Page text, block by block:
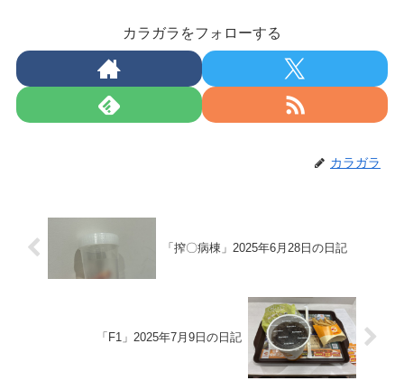
カラガラをフォローする
カラガラ
「搾〇病棟」2025年6月28日の日記
「F1」2025年7月9日の日記